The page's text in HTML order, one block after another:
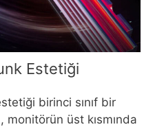
Estetiği
birinci sınıf bir
monitörün üst kısmında